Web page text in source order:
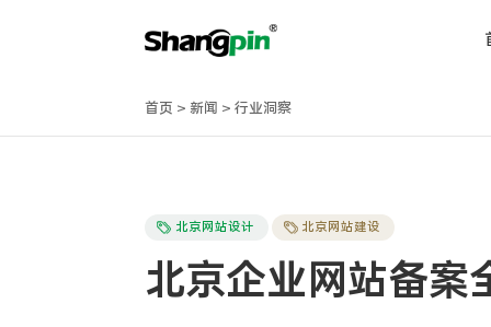
首页 > 新闻 > 行业洞察
北京网站设计 北京网站建设
北京企业网站备案